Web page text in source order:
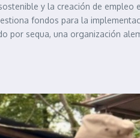
y la creación de empleo
fondos para la
por sequa, una organización